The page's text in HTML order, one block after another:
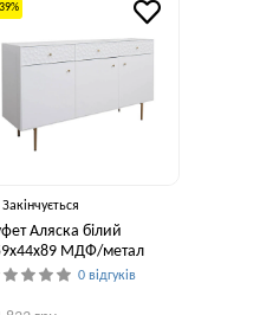
Закінчується
Аляска білий
МДФ/метал
0 відгуків